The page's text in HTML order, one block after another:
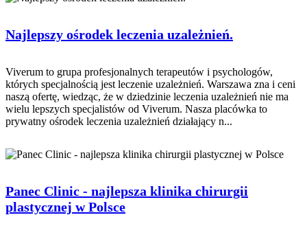
Najlepszy ośrodek leczenia uzależnień.
Viverum to grupa profesjonalnych terapeutów i psychologów,
których specjalnością jest leczenie uzależnień. Warszawa zna i ceni
naszą ofertę, wiedząc, że w dziedzinie leczenia uzależnień nie ma
wielu lepszych specjalistów od Viverum. Nasza placówka to
prywatny ośrodek leczenia uzależnień działający n...
Panec Clinic - najlepsza klinika chirurgii
plastycznej w Polsce